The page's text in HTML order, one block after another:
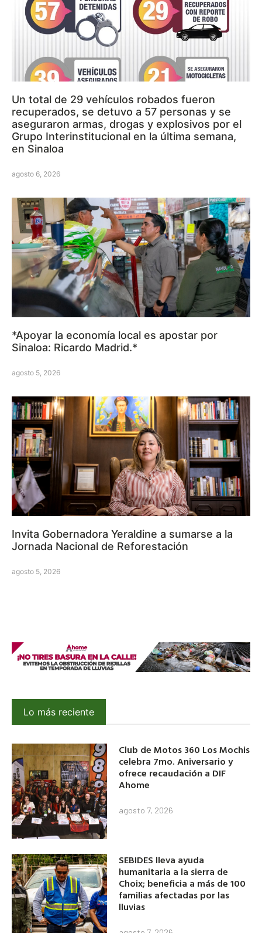
Un total de 29 vehículos robados fueron
recuperados, se detuvo a 57 personas y se
aseguraron armas, drogas y explosivos por el
Grupo Interinstitucional en la última semana,
en Sinaloa
agosto 6, 2026
*Apoyar la economía local es apostar por
Sinaloa: Ricardo Madrid.*
agosto 5, 2026
Invita Gobernadora Yeraldine a sumarse a la
Jornada Nacional de Reforestación
agosto 5, 2026
Lo más reciente
Club de Motos 360 Los Mochis
celebra 7mo. Aniversario y
ofrece recaudación a DIF
Ahome
agosto 7, 2026
SEBIDES lleva ayuda
humanitaria a la sierra de
Choix; beneficia a más de 100
familias afectadas por las
lluvias